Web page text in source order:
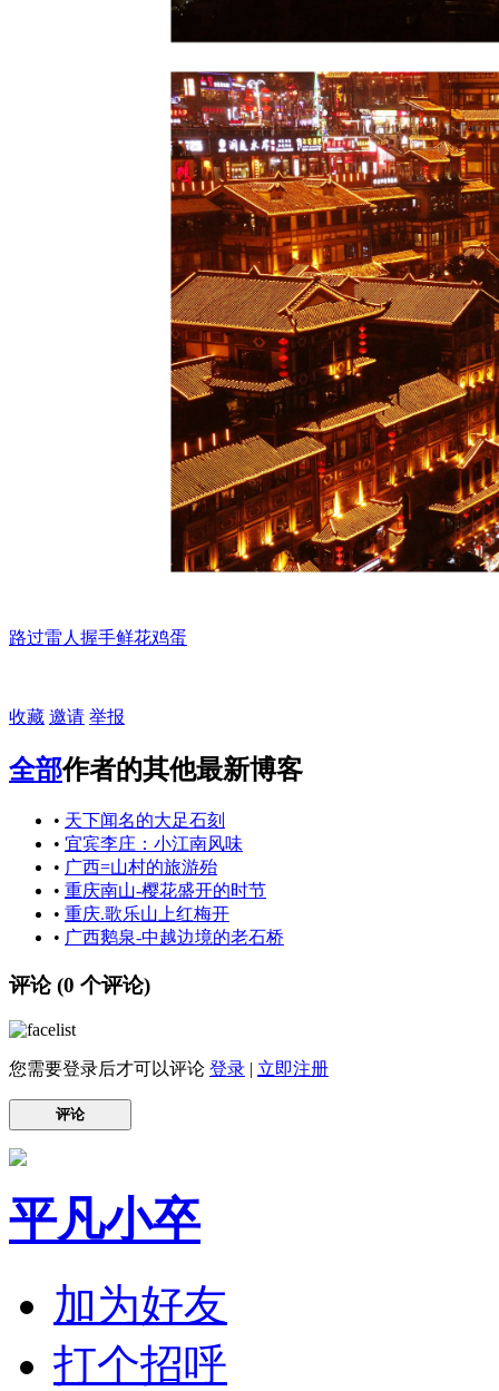
路过雷人 握手鲜花鸡蛋
收藏 邀请 举报
全部作者的其他最新博客
• 天下闻名的大足石刻
• 宜宾李庄：小江南风味
• 广西=山村的旅游殆
• 重庆南山-樱花盛开的时节
• 重庆.歌乐山上红梅开
• 广西鹅泉-中越边境的老石桥
评论 (0 个评论)
您需要登录后才可以评论 登录 | 立即注册
评论
平凡小卒
加为好友
打个招呼